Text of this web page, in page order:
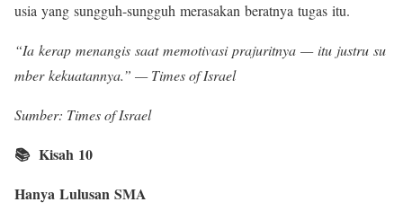
usia yang sungguh-sungguh merasakan beratnya tugas itu.
“Ia kerap menangis saat memotivasi prajuritnya — itu justru su
mber kekuatannya.” — Times of Israel
Sumber: Times of Israel
📚 Kisah 10
Hanya Lulusan SMA